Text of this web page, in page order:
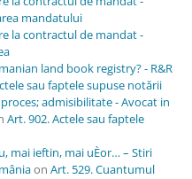
mandatului
la contractul de mandat -
land book registry? - R&R
sau faptele supuse notării
admisibilitate - Avocat in
Art. 902. Actele sau faptele
mai ieftin, mai uÈor… – Stiri
on Art. 529. Cuantumul